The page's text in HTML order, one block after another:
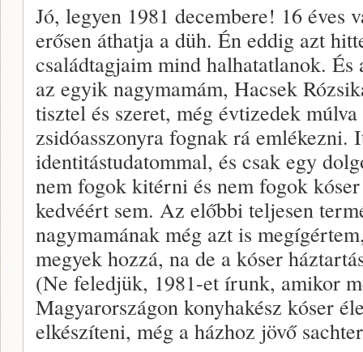
Jó, legyen 1981 decembere! 16 éves
erősen áthatja a düh. Én eddig azt
családtagjaim mind halhatatlanok.
az egyik nagymamám, Hacsek
tisztel és szeret, még évtizedek
zsidóasszonyra fognak rá emlékezni.
identitástudatommal, és csak egy
nem fogok kitérni és nem fogok
kedvéért sem. Az előbbi teljesen
nagymamának még azt is
megyek hozzá, na de a kóser
(Ne feledjük, 1981-et írunk, amikor
Magyarországon konyhakész kóser
elkészíteni, még a házhoz jövő